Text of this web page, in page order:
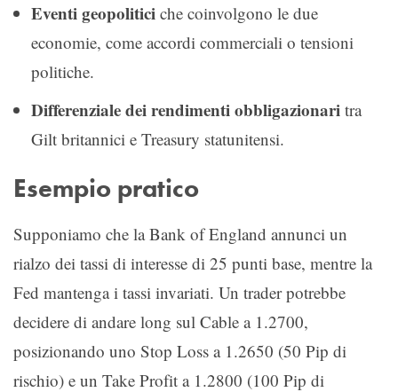
Eventi geopolitici che coinvolgono le due
economie, come accordi commerciali o tensioni
politiche.
Differenziale dei rendimenti obbligazionari tra
Gilt britannici e Treasury statunitensi.
Esempio pratico
Supponiamo che la Bank of England annunci un
rialzo dei tassi di interesse di 25 punti base, mentre la
Fed mantenga i tassi invariati. Un trader potrebbe
decidere di andare long sul Cable a 1.2700,
posizionando uno Stop Loss a 1.2650 (50 Pip di
rischio) e un Take Profit a 1.2800 (100 Pip di